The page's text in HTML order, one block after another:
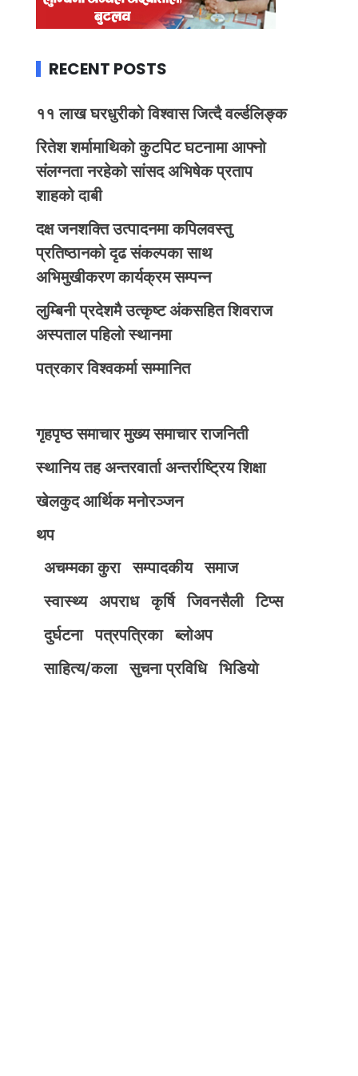
RECENT POSTS
११ लाख घरधुरीको विश्वास जित्दै वर्ल्डलिङ्क
रितेश शर्मामाथिको कुटपिट घटनामा आफ्नो
संलग्नता नरहेको सांसद अभिषेक प्रताप
शाहको दाबी
दक्ष जनशक्ति उत्पादनमा कपिलवस्तु
प्रतिष्ठानको दृढ संकल्पका साथ
अभिमुखीकरण कार्यक्रम सम्पन्न
लुम्बिनी प्रदेशमै उत्कृष्ट अंकसहित शिवराज
अस्पताल पहिलो स्थानमा
पत्रकार विश्वकर्मा सम्मानित
गृहपृष्ठ समाचार मुख्य समाचार राजनिती
स्थानिय तह अन्तरवार्ता अन्तर्राष्ट्रिय शिक्षा
खेलकुद आर्थिक मनोरञ्जन
थप
अचम्मका कुरा
सम्पादकीय
समाज
स्वास्थ्य
अपराध कृर्षि जिवनसैली
टिप्स
दुर्घटना
पत्रपत्रिका
ब्लोअप
साहित्य/कला
सुचना प्रविधि भिडियाे